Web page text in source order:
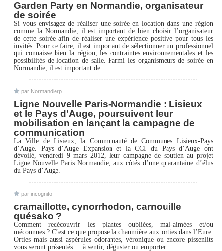
Garden Party en Normandie, organisateur
de soirée
Si vous envisagez de réaliser une soirée en location dans une région
comme la Normandie, il est important de bien choisir l’organisateur
de cette soirée afin de réaliser une expérience positive pour tous les
invités. Pour ce faire, il est important de sélectionner un professionnel
qui connaisse bien la région, les contraintes environnementales et les
possibilités de location de salle. Parmi les organismeurs de soirée en
Normandie, il est important de
par Normandierp
Ligne Nouvelle Paris-Normandie : Lisieux
et le Pays d’Auge, poursuivent leur
mobilisation en lançant la campagne de
communication
La Ville de Lisieux, la Communauté de Communes Lisieux-Pays
d’Auge, Pays d’Auge Expansion et la CCI du Pays d’Auge ont
dévoilé, vendredi 9 mars 2012, leur campagne de soutien au projet
Ligne Nouvelle Paris Normandie, aux côtés d’une quarantaine d’élus
du Pays d’Auge.
par incognito
cramaillotte, cynorrhodon, carnouille
quésako ?
Comment redécouvrir les plantes oubliées, mal-aimées et/ou
méconnues ? C’est ce que propose la chaumière aux orties dans l’Eure.
Orties mais aussi aspérules odorantes, véronique ou encore pissenlits
vous seront présentés ... à sentir, déguster ou emporter.